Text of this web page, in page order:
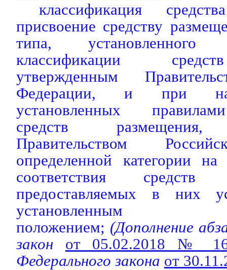
классификация
присвоение средству
типа,
классификации
утвержденным
Федерации, и при
установленных
средств размещения,
Правительством
определенной категории
соответствия
предоставляемых в них
установленным
положением; (Дополнение
закон от 05.02.2018 №
Федерального закона от